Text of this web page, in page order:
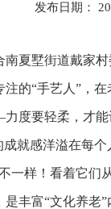
发布日期：
南夏墅街道戴家
的“手艺人”，
度要轻柔，才能
成就感洋溢在每
一样！看着它们
丰富“文化养老